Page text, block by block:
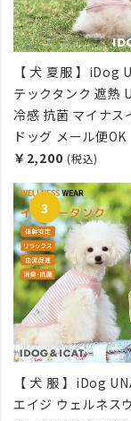
【 犬 夏服 】iDog
テックタンク 遮熱
冷感 抗菌 マイナス
ドッグ メール便OK
￥2,200 (税込)
【 犬 服 】iDog
エイジ ウェルネス